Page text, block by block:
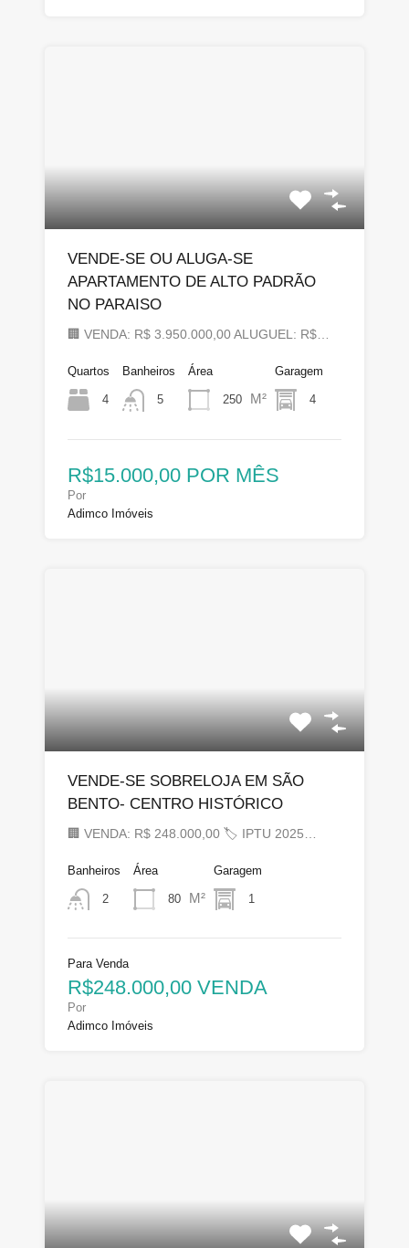
VENDE-SE OU ALUGA-SE
APARTAMENTO DE ALTO PADRÃO
NO PARAISO
🏢 VENDA: R$ 3.950.000,00 ALUGUEL: R$…
Quartos
4
Banheiros
5
Área
250 M²
Garagem
4
R$15.000,00 POR MÊS
Por
Adimco Imóveis
VENDE-SE SOBRELOJA EM SÃO
BENTO- CENTRO HISTÓRICO
🏢 VENDA: R$ 248.000,00 🏷 IPTU 2025…
Banheiros
2
Área
80 M²
Garagem
1
Para Venda
R$248.000,00 VENDA
Por
Adimco Imóveis